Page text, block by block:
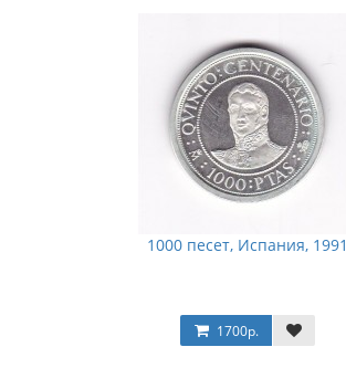
1000 песет, Испания, 1991
1700р.